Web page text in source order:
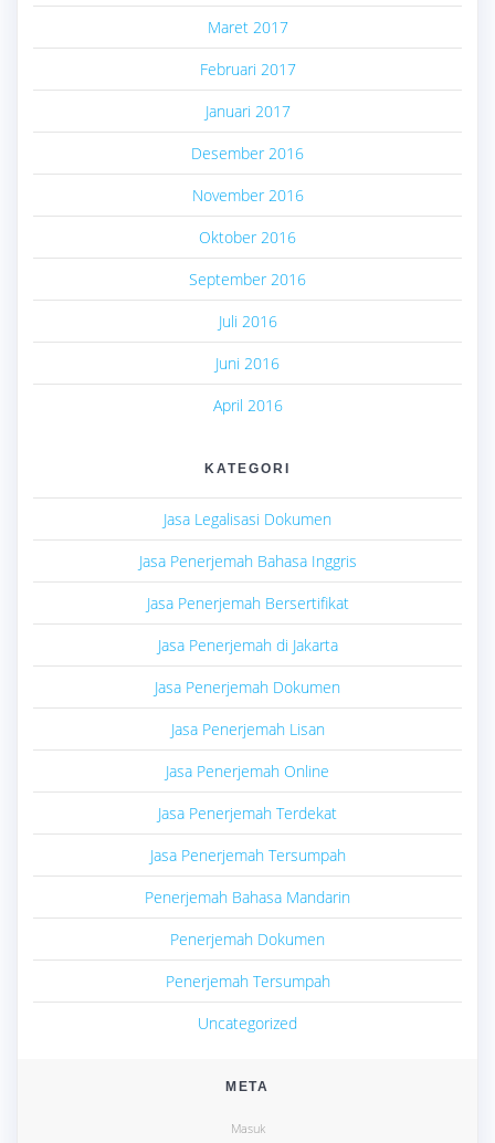
Maret 2017
Februari 2017
Januari 2017
Desember 2016
November 2016
Oktober 2016
September 2016
Juli 2016
Juni 2016
April 2016
KATEGORI
Jasa Legalisasi Dokumen
Jasa Penerjemah Bahasa Inggris
Jasa Penerjemah Bersertifikat
Jasa Penerjemah di Jakarta
Jasa Penerjemah Dokumen
Jasa Penerjemah Lisan
Jasa Penerjemah Online
Jasa Penerjemah Terdekat
Jasa Penerjemah Tersumpah
Penerjemah Bahasa Mandarin
Penerjemah Dokumen
Penerjemah Tersumpah
Uncategorized
META
Masuk